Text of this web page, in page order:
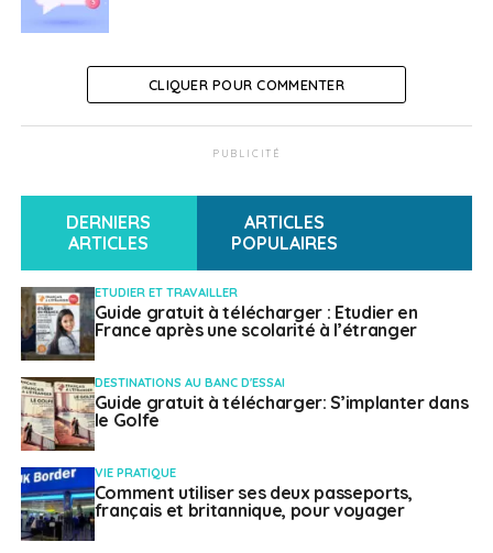
NE RATEZ PAS
Vivre ailleurs, sur RFI : “Les normes de
construction des lycées français à l’étranger“
Français à l'étranger
CLIQUER POUR COMMENTER
PUBLICITÉ
DERNIERS
ARTICLES
ARTICLES
POPULAIRES
ETUDIER ET TRAVAILLER
Guide gratuit à télécharger : Etudier en
France après une scolarité à l’étranger
DESTINATIONS AU BANC D'ESSAI
Guide gratuit à télécharger: S’implanter dans
le Golfe
VIE PRATIQUE
Comment utiliser ses deux passeports,
français et britannique, pour voyager